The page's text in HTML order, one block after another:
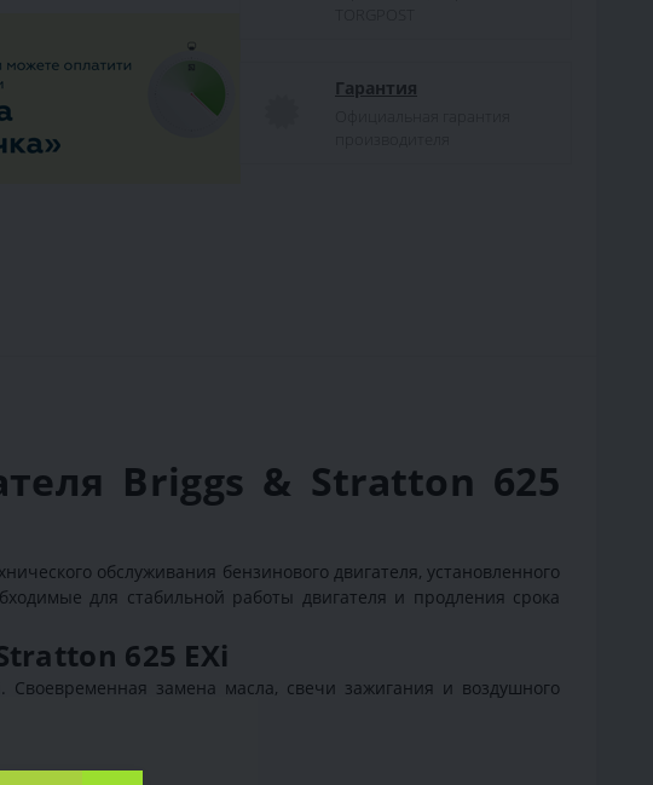
Гарантия
Briggs & Stratton 625
обслуживания бензинового двигателя, установленного
для стабильной работы двигателя и продления срока
625 EXi
замена масла, свечи зажигания и воздушного